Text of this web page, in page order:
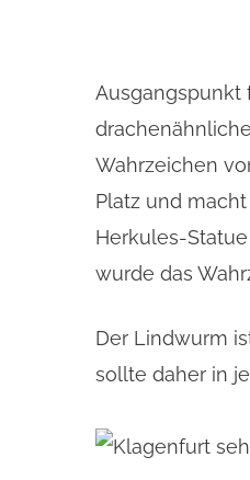
Ausgangspunkt
Wahrzeichen
Platz und
Herkules-
wurde das
Der Lindwurm
sollte daher in